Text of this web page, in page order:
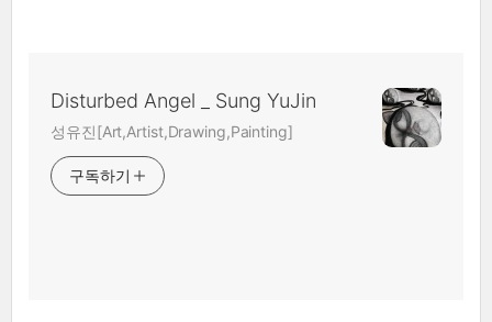
Disturbed Angel _ Sung YuJin
성유진[Art,Artist,Drawing,Painting]
구독하기